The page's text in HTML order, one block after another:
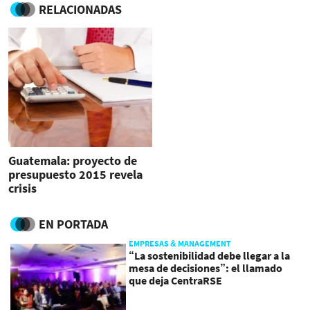
RELACIONADAS
Guatemala: proyecto de
presupuesto 2015 revela
crisis
EN PORTADA
EMPRESAS & MANAGEMENT
“La sostenibilidad debe llegar a la
mesa de decisiones”: el llamado
que deja CentraRSE